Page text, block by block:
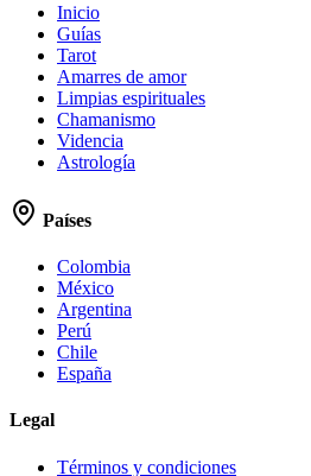
Inicio
Guías
Tarot
Amarres de amor
Limpias espirituales
Chamanismo
Videncia
Astrología
Países
Colombia
México
Argentina
Perú
Chile
España
Legal
Términos y condiciones